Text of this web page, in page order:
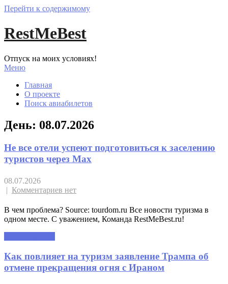
Перейти к содержимому
RestMeBest
Отпуск на моих условиях!
Меню
Главная
О проекте
Поиск авиабилетов
День: 08.07.2026
Не все отели успеют подготовиться к заселению
туристов через Max
08.07.2026
| Комментариев нет
В чем проблема? Source: tourdom.ru Все новости туризма в
одном месте. С уважением, Команда RestMeBest.ru!
Как повлияет на туризм заявление Трампа об
отмене прекращения огня с Ираном